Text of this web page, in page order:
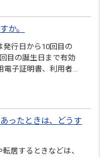
か。
行日から10回目の
目の誕生日まで有効
子証明書、利用者…
ったときは、どうす
居するときなどは、